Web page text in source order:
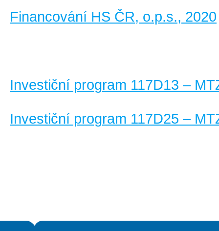
Financování HS ČR, o.p.s., 2020
Investiční program 117D13 –
Investiční program 117D25 –